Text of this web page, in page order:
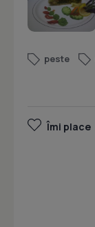
peste
Îmi place